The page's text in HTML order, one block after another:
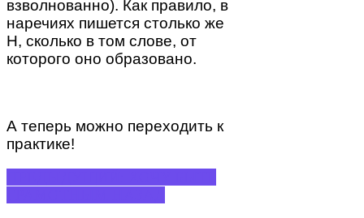
взволнованно). Как правило, в
наречиях пишется столько же
Н, сколько в том слове, от
которого оно образовано.
А теперь можно переходить к
практике!